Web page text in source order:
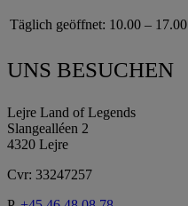
Täglich geöffnet: 10.00 – 17.00
UNS BESUCHEN
Lejre Land of Legends
Slangealléen 2
4320 Lejre
Cvr: 33247257